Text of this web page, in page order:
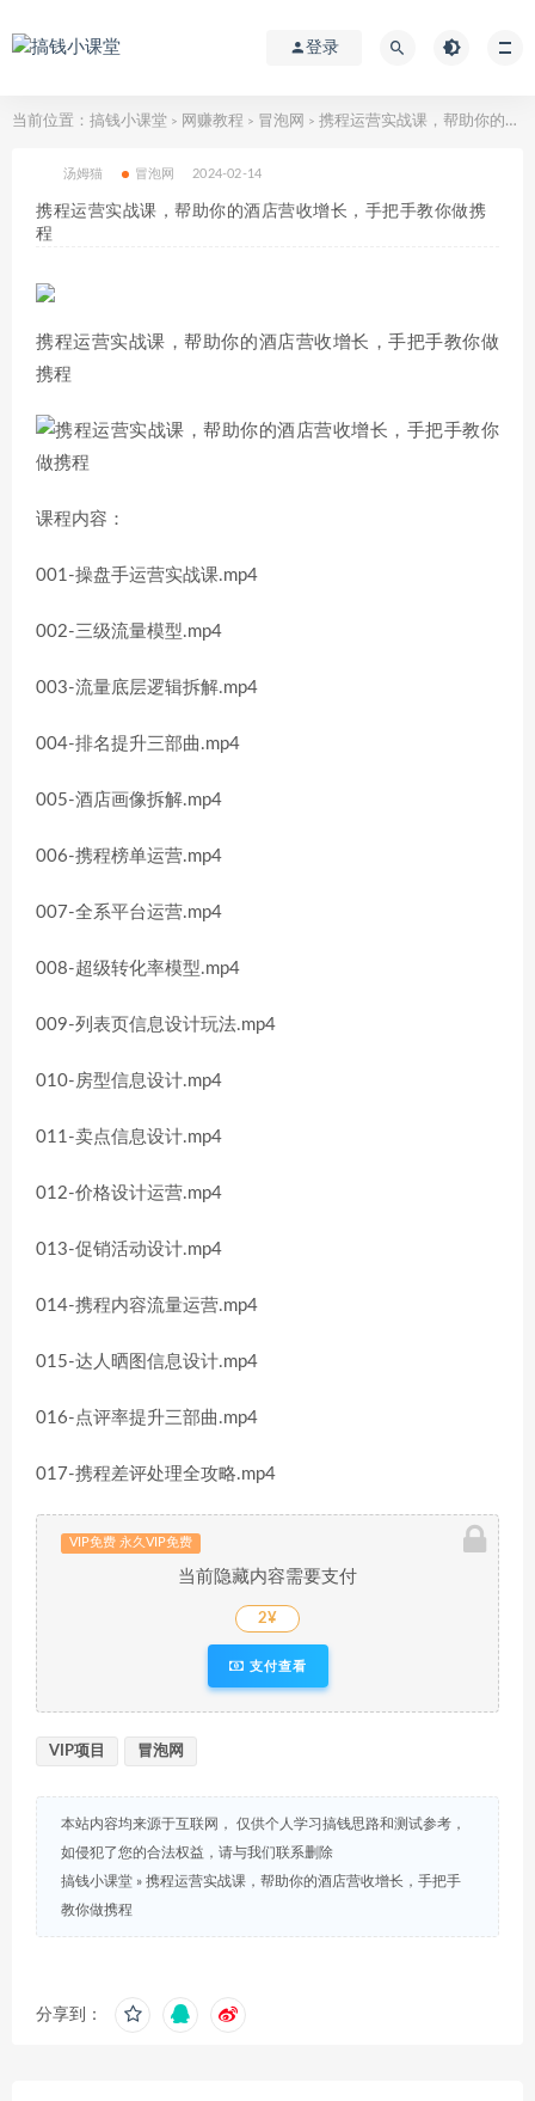
登录
当前位置： 搞钱小课堂 > 网赚教程 > 冒泡网 > 携程运营实战课，帮助你的酒店营收增长，手把手教你做携程
汤姆猫 冒泡网 2024-02-14
携程运营实战课，帮助你的酒店营收增长，手把手教你做携
程
携程运营实战课，帮助你的酒店营收增长，手把手教你做
携程
课程内容：
001-操盘手运营实战课.mp4
002-三级流量模型.mp4
003-流量底层逻辑拆解.mp4
004-排名提升三部曲.mp4
005-酒店画像拆解.mp4
006-携程榜单运营.mp4
007-全系平台运营.mp4
008-超级转化率模型.mp4
009-列表页信息设计玩法.mp4
010-房型信息设计.mp4
011-卖点信息设计.mp4
012-价格设计运营.mp4
013-促销活动设计.mp4
014-携程内容流量运营.mp4
015-达人晒图信息设计.mp4
016-点评率提升三部曲.mp4
017-携程差评处理全攻略.mp4
VIP免费 永久VIP免费
当前隐藏内容需要支付
2¥
支付查看
VIP项目 冒泡网
本站内容均来源于互联网， 仅供个人学习搞钱思路和测试参考，
如侵犯了您的合法权益，请与我们联系删除
搞钱小课堂 » 携程运营实战课，帮助你的酒店营收增长，手把手
教你做携程
分享到：